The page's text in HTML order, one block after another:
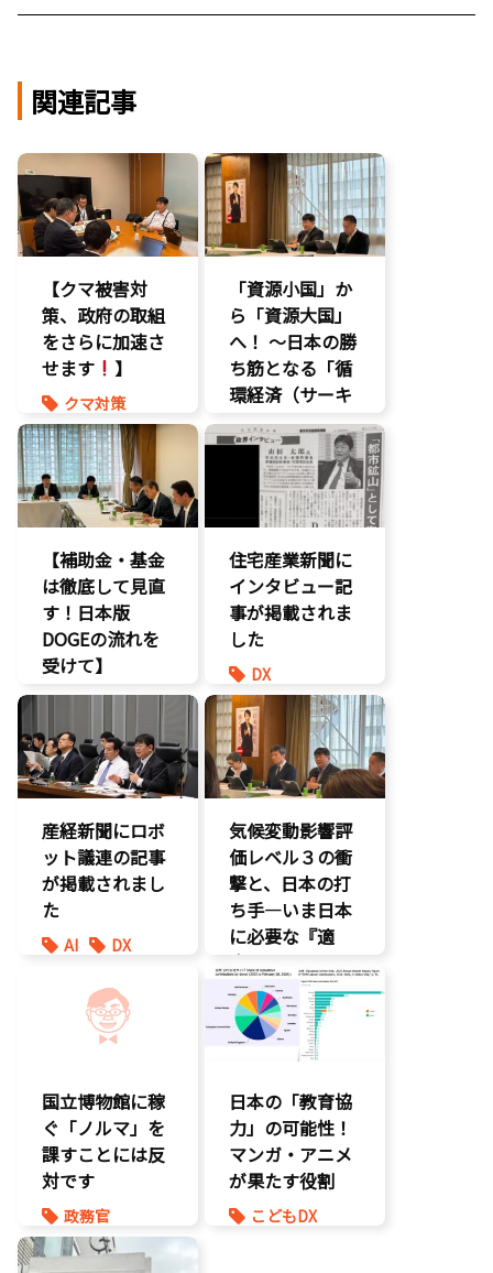
関連記事
【クマ被害対
策、政府の取組
をさらに加速さ
せます
】
クマ対策
ヒグマ対策
環境部会
「資源小国」か
ら「資源大国」
へ！ 〜日本の勝
ち筋となる「循
環経済（サーキ
ュラーエコノミ
ー）」とは？〜
環境部会
【補助金・基金
は徹底して見直
す！日本版
DOGEの流れを
受けて】
環境部会
経済政策
住宅産業新聞に
インタビュー記
事が掲載されま
した
DX
報道記事
環境部会
防災
産経新聞にロボ
ット議連の記事
が掲載されまし
た
AI
DX
製造業
気候変動影響評
価レベル３の衝
撃と、日本の打
ち手―いま日本
に必要な『適
応』とは
環境部会
国立博物館に稼
ぐ「ノルマ」を
課すことには反
対です
政務官
知的財産
日本の「教育協
力」の可能性！
マンガ・アニメ
が果たす役割
こどもDX